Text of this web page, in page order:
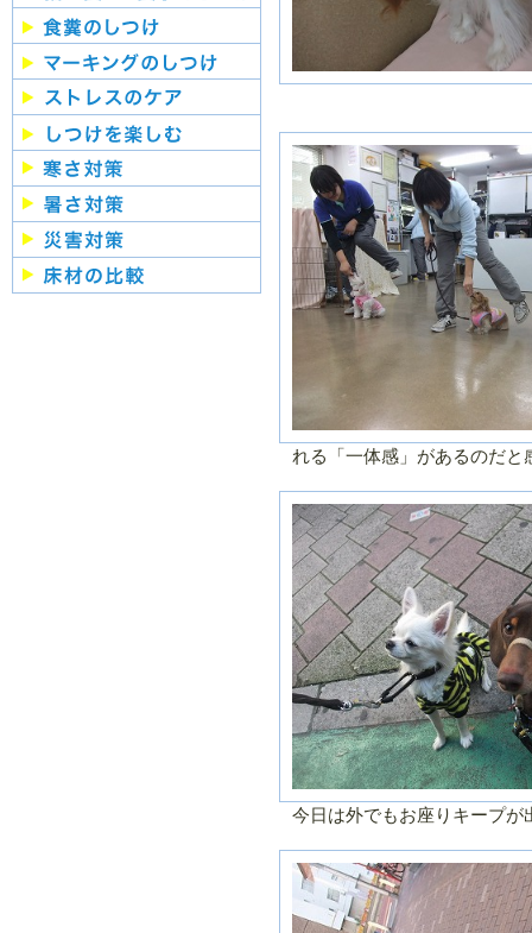
れる「一体感」があるのだと
今日は外でもお座りキープが